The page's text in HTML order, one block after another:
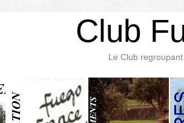
Club
Le Club